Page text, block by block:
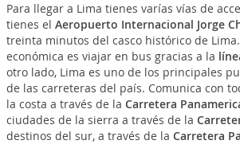
Para llegar a Lima tienes varías vías de
tienes el Aeropuerto Internacional Jorge
treinta minutos del casco histórico de
económica es viajar en bus gracias a la
otro lado, Lima es uno de los principales
de las carreteras del país. Comunica con
la costa a través de la Carretera
ciudades de la sierra a través de la
destinos del sur, a través de la Carretera